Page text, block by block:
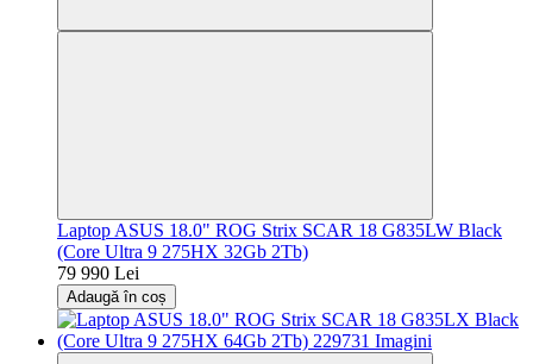
Laptop ASUS 18.0" ROG Strix SCAR 18 G835LW Black
(Core Ultra 9 275HX 32Gb 2Tb)
79 990 Lei
Adaugă în coș